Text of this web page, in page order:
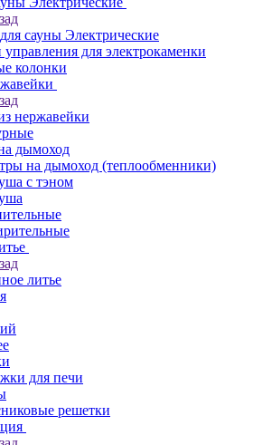
сауны Электрические
управления для электрокаменки
колонки
нержавейки
дымоход
на дымоход (теплообменники)
с тэном
литье
для печи
решетки